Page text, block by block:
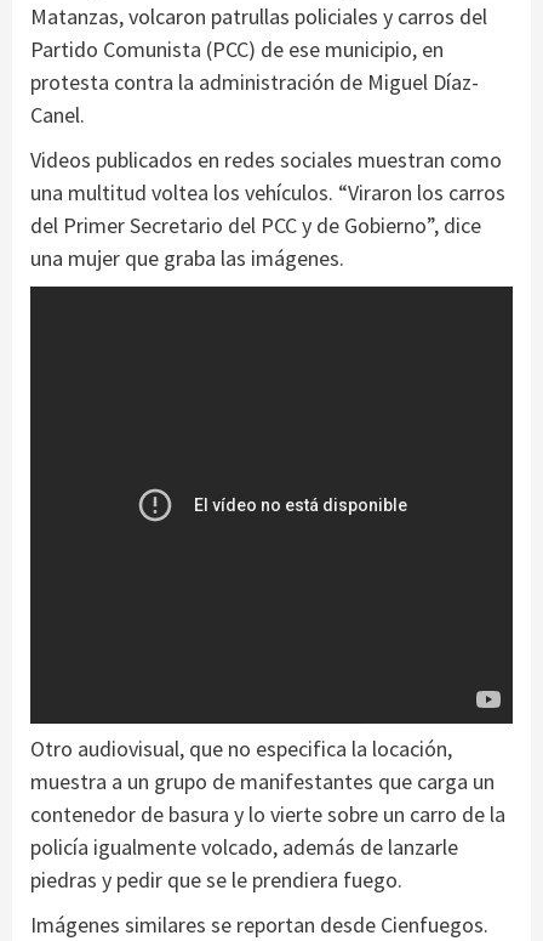
Matanzas, volcaron patrullas policiales y carros del
Partido Comunista (PCC) de ese municipio, en
protesta contra la administración de Miguel Díaz-
Canel.
Videos publicados en redes sociales muestran como
una multitud voltea los vehículos. “Viraron los carros
del Primer Secretario del PCC y de Gobierno”, dice
una mujer que graba las imágenes.
Otro audiovisual, que no especifica la locación,
muestra a un grupo de manifestantes que carga un
contenedor de basura y lo vierte sobre un carro de la
policía igualmente volcado, además de lanzarle
piedras y pedir que se le prendiera fuego.
Imágenes similares se reportan desde Cienfuegos.